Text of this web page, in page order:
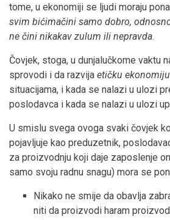
tome, u ekonomiji se ljudi moraju
svim bićimačini samo dobro,
ne čini nikakav zulum ili nepravda.
Čovjek, stoga, u dunjalučkome vaktu
sprovodi i da razvija etičku ekonomiju
situacijama, i kada se nalazi u ulozi
poslodavca i kada se nalazi u ulozi
U smislu svega ovoga svaki čovjek
pojavljuje kao preduzetnik,
za proizvodnju koji daje zaposlenje
samo svoju radnu snagu) mora se
Nikako ne smije da obavlja
niti da proizvodi haram